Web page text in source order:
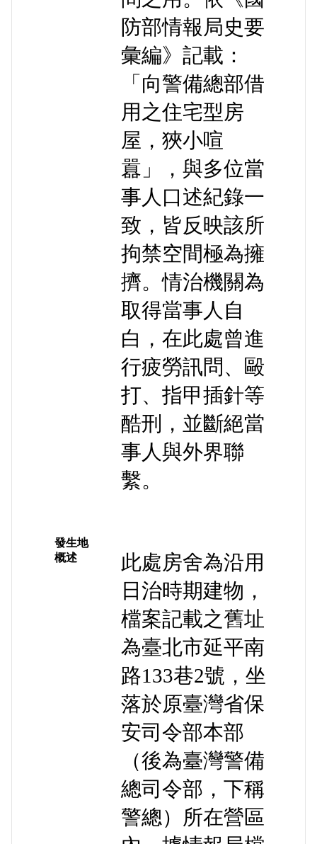
防部情報局史要
彙編》記載：
「向警備總部借
用之住宅型房
屋，狹小喧
囂」，與多位當
事人口述紀錄一
致，皆反映該所
拘禁空間極為擁
擠。情治機關為
取得當事人自
白，在此處曾進
行疲勞訊問、毆
打、指甲插針等
酷刑，並斷絕當
事人與外界聯
繫。
發生地
概述
此處房舍為沿用
日治時期建物，
檔案記載之舊址
為臺北市延平南
路133巷2號，坐
落於原臺灣省保
安司令部本部
（後為臺灣警備
總司令部，下稱
警總）所在營區